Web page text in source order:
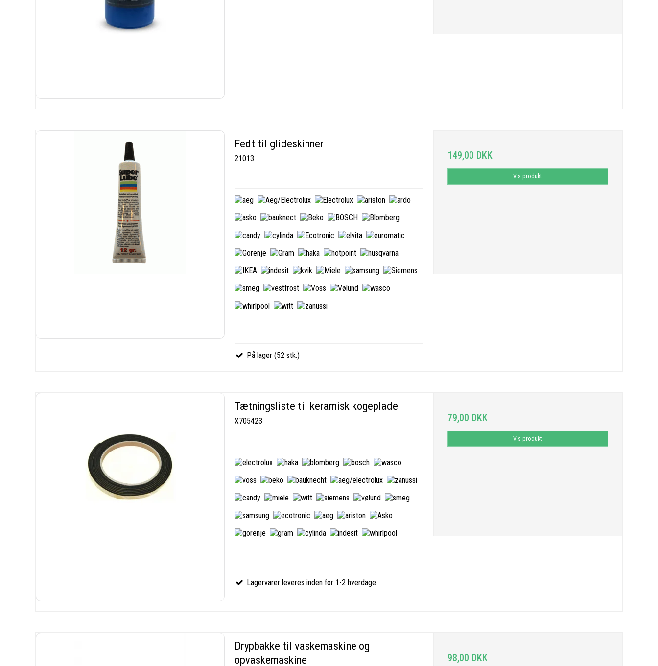
Fedt til glideskinner
21013
På lager (52 stk.)
149,00 DKK
Vis produkt
Tætningsliste til keramisk kogeplade
X705423
Lagervarer leveres inden for 1-2 hverdage
79,00 DKK
Vis produkt
Drypbakke til vaskemaskine og
opvaskemaskine
98,00 DKK